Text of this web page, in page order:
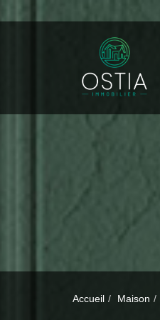
Accueil Maison